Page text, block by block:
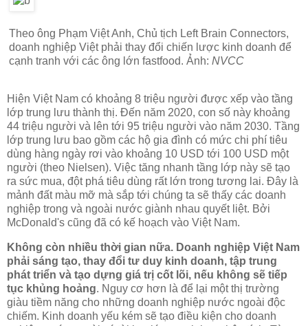
Theo ông Phạm Việt Anh, Chủ tịch Left Brain Connectors,
doanh nghiệp Việt phải thay đổi chiến lược kinh doanh để
cạnh tranh với các ông lớn fastfood. Ảnh: NVCC
Hiện Việt Nam có khoảng 8 triệu người được xếp vào tầng
lớp trung lưu thành thị. Đến năm 2020, con số này khoảng
44 triệu người và lên tới 95 triệu người vào năm 2030. Tầng
lớp trung lưu bao gồm các hộ gia đình có mức chi phí tiêu
dùng hàng ngày rơi vào khoảng 10 USD tới 100 USD một
người (theo Nielsen). Việc tăng nhanh tầng lớp này sẽ tạo
ra sức mua, đột phá tiêu dùng rất lớn trong tương lai. Đây là
mảnh đất màu mỡ mà sắp tới chúng ta sẽ thấy các doanh
nghiệp trong và ngoài nước giành nhau quyết liệt. Bởi
McDonald's cũng đã có kế hoạch vào Việt Nam.
Không còn nhiều thời gian nữa. Doanh nghiệp Việt Nam
phải sáng tạo, thay đổi tư duy kinh doanh, tập trung
phát triển và tạo dựng giá trị cốt lõi, nếu không sẽ tiếp
tục khủng hoảng. Nguy cơ hơn là để lại một thị trường
giàu tiềm năng cho những doanh nghiệp nước ngoài độc
chiếm. Kinh doanh yếu kém sẽ tạo điều kiện cho doanh